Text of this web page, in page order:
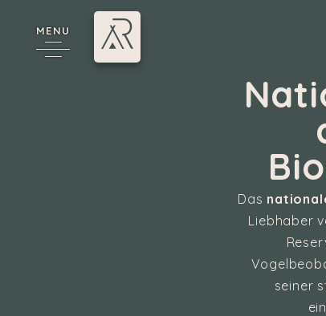
MENU
Das
Liebhaber
seiner